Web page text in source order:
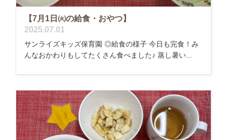
【7月1日㈫の給食・おやつ】
2025.07.01
サンライズキッズ保育園 ◎給食の様子 今日も完食！み
んなおかわりもしてたくさん食べました♪ 蒸し暑い...